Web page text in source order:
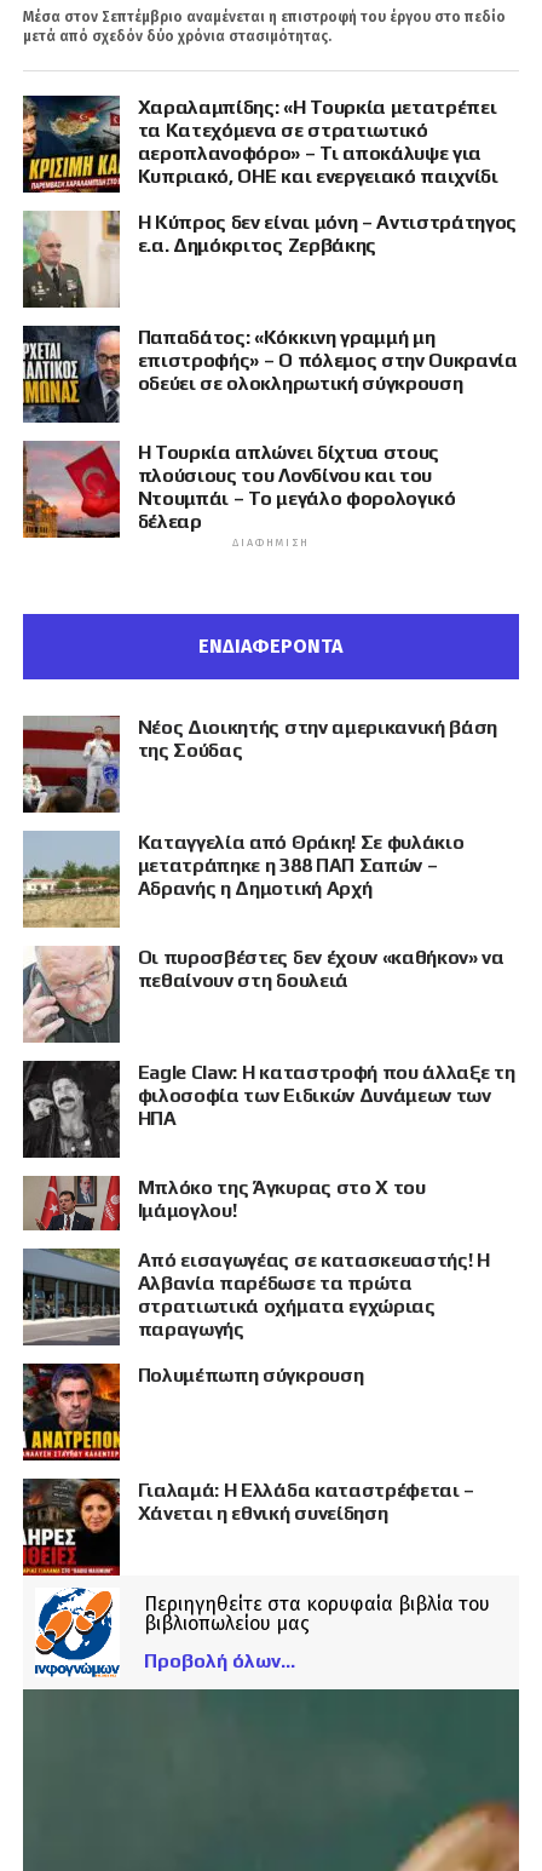
Μέσα στον Σεπτέμβριο αναμένεται η επιστροφή του έργου στο πεδίο
μετά από σχεδόν δύο χρόνια στασιμότητας.
Χαραλαμπίδης: «Η Τουρκία μετατρέπει
τα Κατεχόμενα σε στρατιωτικό
αεροπλανοφόρο» – Τι αποκάλυψε για
Κυπριακό, ΟΗΕ και ενεργειακό παιχνίδι
Η Κύπρος δεν είναι μόνη – Αντιστράτηγος
ε.α. Δημόκριτος Ζερβάκης
Παπαδάτος: «Κόκκινη γραμμή μη
επιστροφής» – Ο πόλεμος στην Ουκρανία
οδεύει σε ολοκληρωτική σύγκρουση
Η Τουρκία απλώνει δίχτυα στους
πλούσιους του Λονδίνου και του
Ντουμπάι – Το μεγάλο φορολογικό
δέλεαρ
ΔΙΑΦΉΜΙΣΗ
ΕΝΔΙΑΦΕΡΟΝΤΑ
Νέος Διοικητής στην αμερικανική βάση
της Σούδας
Καταγγελία από Θράκη! Σε φυλάκιο
μετατράπηκε η 388 ΠΑΠ Σαπών –
Αδρανής η Δημοτική Αρχή
Οι πυροσβέστες δεν έχουν «καθήκον» να
πεθαίνουν στη δουλειά
Eagle Claw: Η καταστροφή που άλλαξε τη
φιλοσοφία των Ειδικών Δυνάμεων των
ΗΠΑ
Μπλόκο της Άγκυρας στο X του
Ιμάμογλου!
Από εισαγωγέας σε κατασκευαστής! Η
Αλβανία παρέδωσε τα πρώτα
στρατιωτικά οχήματα εγχώριας
παραγωγής
Πολυμέπωπη σύγκρουση
Γιαλαμά: Η Ελλάδα καταστρέφεται –
Χάνεται η εθνική συνείδηση
Περιηγηθείτε στα κορυφαία βιβλία του
βιβλιοπωλείου μας
Προβολή όλων